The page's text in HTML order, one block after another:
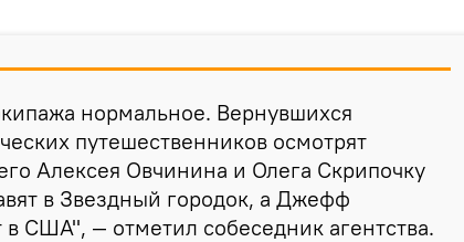
нормальное. Вернувшихся
путешественников осмотрят
Алексея Овчинина и Олега Скрипочку
в Звездный городок, а Джефф
в США", — отметил собеседник агентства.